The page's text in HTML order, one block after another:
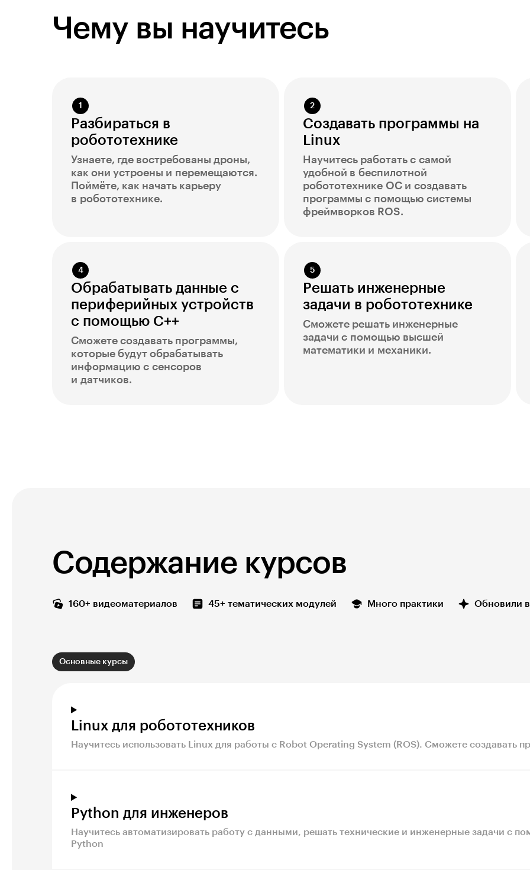
Чему вы научитесь
Разбираться в
робототехнике
Узнаете, где востребованы дроны,
как они устроены и перемещаются.
Поймёте, как начать карьеру
в робототехнике.
Создавать программы на
Linux
Научитесь работать с самой
удобной в беспилотной
робототехнике ОС и создавать
программы с помощью системы
фреймворков ROS.
Обрабатывать данные с
периферийных устройств
с помощью C++
Сможете создавать программы,
которые будут обрабатывать
информацию с сенсоров
и датчиков.
Решать инженерные
задачи в робототехнике
Сможете решать инженерные
задачи с помощью высшей
математики и механики.
Содержание курсов
160+ видеоматериалов 45+ тематических модулей Много практики Обновили
Основные курсы
Linux для робототехников
Научитесь использовать Linux для работы с Robot Operating System (ROS). Сможете создавать
Python для инженеров
Научитесь автоматизировать работу с данными, решать технические и инженерные задачи с
Python